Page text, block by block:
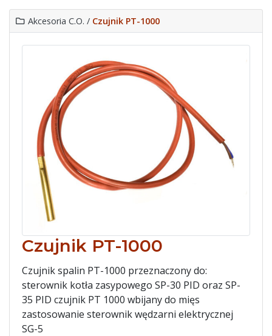
Akcesoria C.O. / Czujnik PT-1000
Czujnik PT-1000
Czujnik spalin PT-1000 przeznaczony do:
sterownik kotła zasypowego SP-30 PID oraz SP-
35 PID czujnik PT 1000 wbijany do mięs
zastosowanie sterownik wędzarni elektrycznej
SG-5